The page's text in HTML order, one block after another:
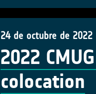
24 de octubre de 2022
2022
colocation